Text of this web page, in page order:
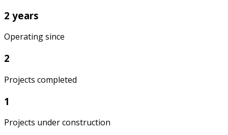
2 years
Operating since
2
Projects completed
1
Projects under construction